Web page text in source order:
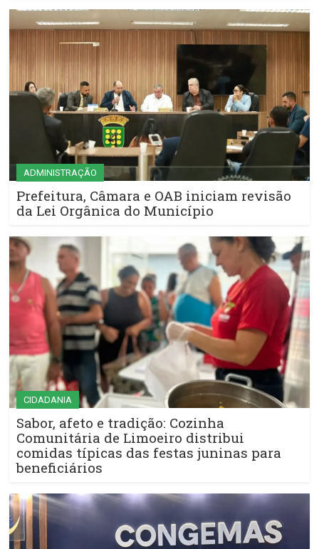
ADMINISTRAÇÃO
Prefeitura, Câmara e OAB iniciam revisão
da Lei Orgânica do Município
CIDADANIA
Sabor, afeto e tradição: Cozinha
Comunitária de Limoeiro distribui
comidas típicas das festas juninas para
beneficiários